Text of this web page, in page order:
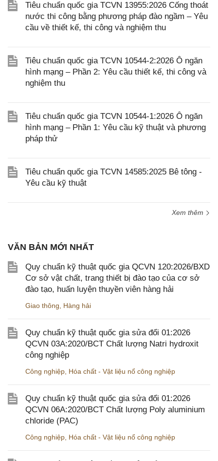
Tiêu chuẩn quốc gia TCVN 13955:2026 Cống thoát
nước thi công bằng phương pháp đào ngầm – Yêu
cầu về thiết kế, thi công và nghiệm thu
Tiêu chuẩn quốc gia TCVN 10544-2:2026 Ô ngăn
hình mạng – Phần 2: Yêu cầu thiết kế, thi công và
nghiệm thu
Tiêu chuẩn quốc gia TCVN 10544-1:2026 Ô ngăn
hình mạng – Phần 1: Yêu cầu kỹ thuật và phương
pháp thử
Tiêu chuẩn quốc gia TCVN 14585:2025 Bê tông -
Yêu cầu kỹ thuật
Xem thêm
VĂN BẢN MỚI NHẤT
Quy chuẩn kỹ thuật quốc gia QCVN 120:2026/BXD
Cơ sở vật chất, trang thiết bị đào tạo của cơ sở
đào tạo, huấn luyện thuyền viên hàng hải
Giao thông Hàng hải
Quy chuẩn kỹ thuật quốc gia sửa đổi 01:2026
QCVN 03A:2020/BCT Chất lượng Natri hydroxit
công nghiệp
Công nghiệp Hóa chất - Vật liệu nổ công nghiệp
Quy chuẩn kỹ thuật quốc gia sửa đổi 01:2026
QCVN 06A:2020/BCT Chất lượng Poly aluminium
chloride (PAC)
Công nghiệp Hóa chất - Vật liệu nổ công nghiệp